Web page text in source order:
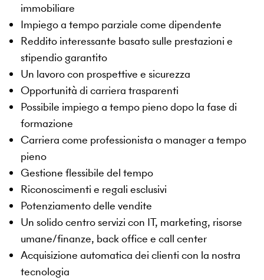
immobiliare
Impiego a tempo parziale come dipendente
Reddito interessante basato sulle prestazioni e
stipendio garantito
Un lavoro con prospettive e sicurezza
Opportunità di carriera trasparenti
Possibile impiego a tempo pieno dopo la fase di
formazione
Carriera come professionista o manager a tempo
pieno
Gestione flessibile del tempo
Riconoscimenti e regali esclusivi
Potenziamento delle vendite
Un solido centro servizi con IT, marketing, risorse
umane/finanze, back office e call center
Acquisizione automatica dei clienti con la nostra
tecnologia